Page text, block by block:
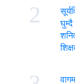
2
घुम्दै